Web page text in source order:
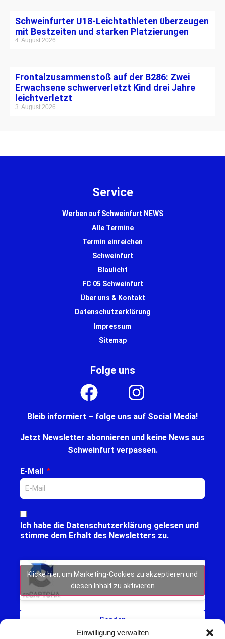
Einwilligung verwalten
Schweinfurter U18-Leichtathleten überzeugen
mit Bestzeiten und starken Platzierungen
4. August 2026
Frontalzusammenstoß auf der B286: Zwei
Erwachsene schwerverletzt Kind drei Jahre
leichtverletzt
3. August 2026
Service
Werben auf Schweinfurt NEWS
Alle Termine
Termin einreichen
Schweinfurt
Blaulicht
FC 05 Schweinfurt
Über uns & Kontakt
Datenschutzerklärung
Impressum
Sitemap
Folge uns
Bleib informiert – folge uns auf Social Media!
Jetzt Newsletter abonnieren und keine News aus
Schweinfurt verpassen.
E-Mail
Ich habe die Datenschutzerklärung gelesen und
stimme dem Erhalt des Newsletters zu.
Klicke hier, um Marketing-Cookies zu akzeptieren und
diesen Inhalt zu aktivieren
Senden